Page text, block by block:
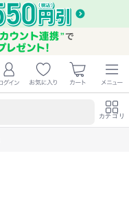
カテゴリ